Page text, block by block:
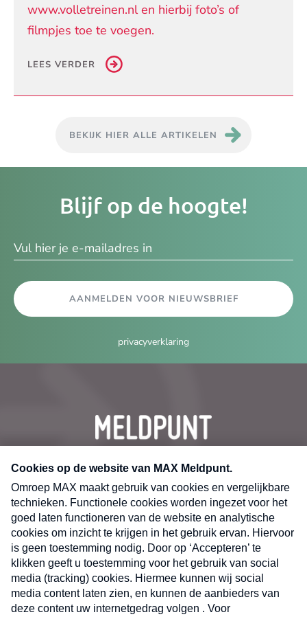
www.volletreinen.nl en hierbij foto’s of
filmpjes toe te voegen.
LEES VERDER
BEKIJK HIER ALLE ARTIKELEN
Blijf op de hoogte!
AANMELDEN VOOR NIEUWSBRIEF
privacyverklaring
CONTACT
Volg ons op